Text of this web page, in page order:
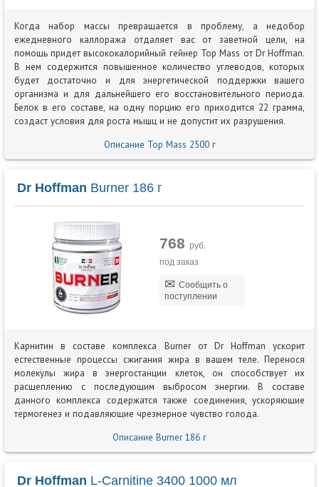
Когда набор массы превращается в проблему, а недобор
ежедневного каллоража отдаляет вас от заветной цели, на
помощь придет высококалорийный гейнер Top Mass от Dr Hoffman.
В нем содержится повышенное количество углеводов, которых
будет достаточно и для энергетической поддержки вашего
организма и для дальнейшего его восстановительного периода.
Белок в его составе, на одну порцию его приходится 22 грамма,
создаст условия для роста мышц и не допустит их разрушения.
Описание Top Mass 2500 г
Dr Hoffman Burner 186 г
768 руб.
под заказ
Сообщить о
поступлении
Карнитин в составе комплекса Burner от Dr Hoffman ускорит
естественные процессы сжигания жира в вашем теле. Перенося
молекулы жира в энергостанции клеток, он способствует их
расщеплению с последующим выбросом энергии. В составе
данного комплекса содержатся также соединения, ускоряющие
термогенез и подавляющие чрезмерное чувство голода.
Описание Burner 186 г
Dr Hoffman L-Carnitine 3400 1000 мл